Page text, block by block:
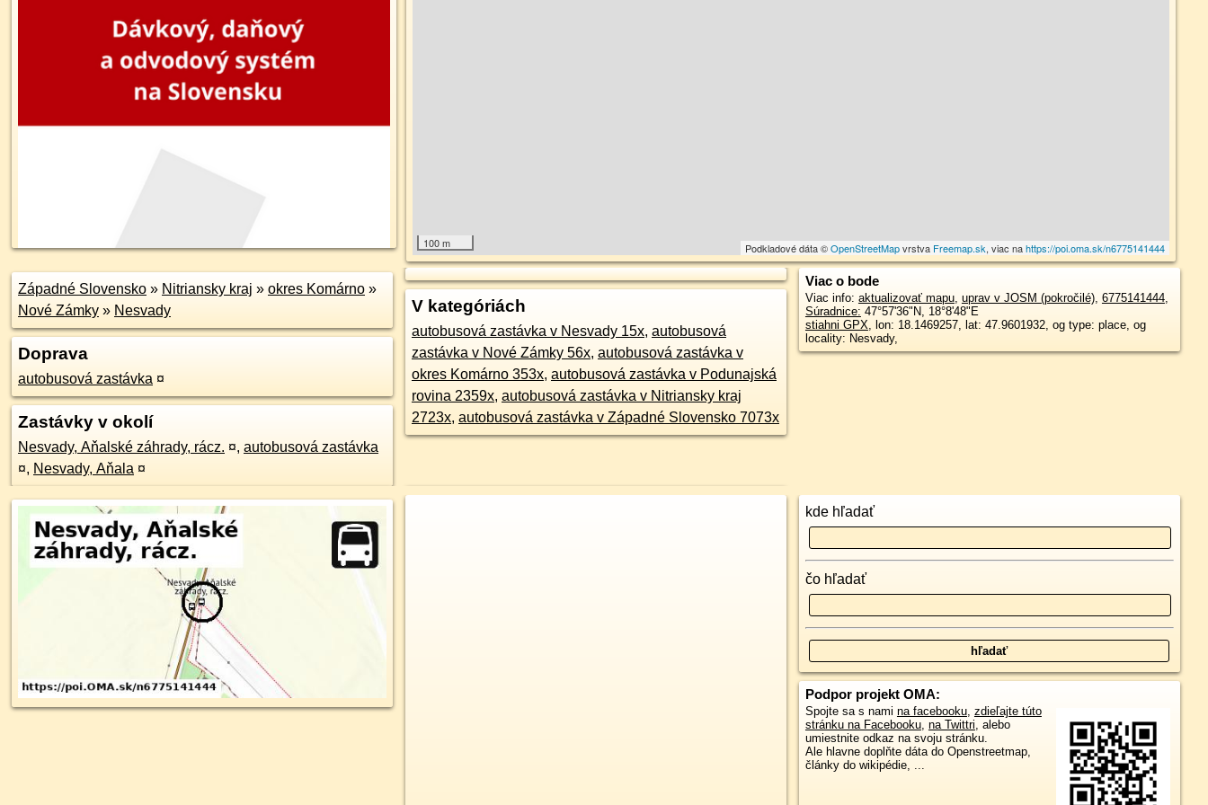
100 m Podkladové dáta ©OpenStreetMapvrstva Freemap.sk, viac nahttps://poi.oma.sk/n6775141444
Západné Slovensko » Nitriansky kraj » okres Komárno »
Nové Zámky » Nesvady
Doprava
autobusová zastávka ¤
Zastávky v okolí
Nesvady, Aňalské záhrady, rácz. ¤, autobusová zastávka
¤, Nesvady, Aňala ¤
V kategóriách
autobusová zastávka v Nesvady 15x, autobusová
zastávka v Nové Zámky 56x, autobusová zastávka v
okres Komárno 353x, autobusová zastávka v Podunajská
rovina 2359x, autobusová zastávka v Nitriansky kraj
2723x, autobusová zastávka v Západné Slovensko 7073x
Viac o bode
Viac info: aktualizovať mapu, uprav v JOSM (pokročilé), 6775141444,
Súradnice: 47°57'36"N, 18°8'48"E
stiahni GPX, lon: 18.1469257, lat: 47.9601932, og type: place, og
locality: Nesvady,
kde hľadať
čo hľadať
Podpor projekt OMA:
Spojte sa s nami na facebooku, zdieľajte túto
stránku na Facebooku, na Twittri, alebo
umiestnite odkaz na svoju stránku.
Ale hlavne doplňte dáta do Openstreetmap,
články do wikipédie, ...